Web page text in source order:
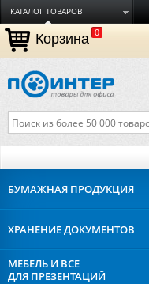
КАТАЛОГ ТОВАРОВ
ДОСТАВКА
ОПЛАТА
ТОРГОВЫЕ МАРКИ
О КОМПАНИИ
Корзина 0
БУМАЖНАЯ ПРОДУКЦИЯ
ХРАНЕНИЕДОКУМЕНТОВ
МЕБЕЛЬ И ВСЁ
ДЛЯ ПРЕЗЕНТАЦИЙ